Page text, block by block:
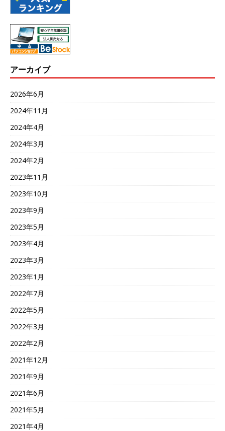
アーカイブ
2026年6月
2024年11月
2024年4月
2024年3月
2024年2月
2023年11月
2023年10月
2023年9月
2023年5月
2023年4月
2023年3月
2023年1月
2022年7月
2022年5月
2022年3月
2022年2月
2021年12月
2021年9月
2021年6月
2021年5月
2021年4月